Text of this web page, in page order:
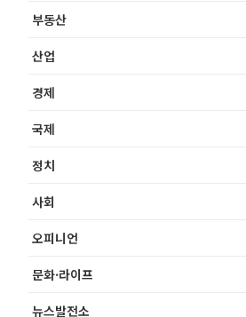
부동산
산업
경제
국제
정치
사회
오피니언
문화·라이프
뉴스발전소